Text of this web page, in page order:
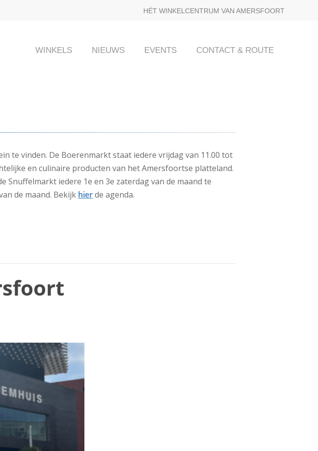
HÉT WINKELCENTRUM VAN AMERSFOORT
WINKELS NIEUWS EVENTS CONTACT & ROUTE
te vinden. De Boerenmarkt staat iedere vrijdag van 11.00 tot
en culinaire producten van het Amersfoortse platteland.
iedere 1e en 3e zaterdag van de maand te
de maand. Bekijk hierde agenda.